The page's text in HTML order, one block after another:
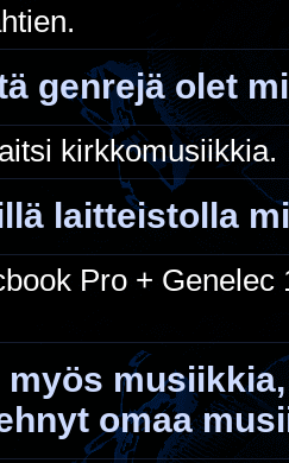
genrejä olet
kirkkomusiikkia.
laitteistolla
Pro + Genelec
omaa